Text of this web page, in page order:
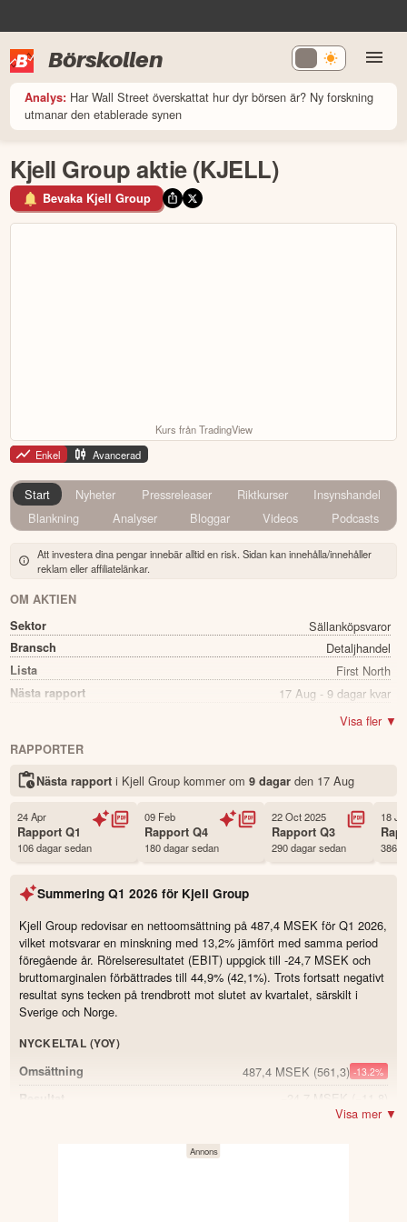
Börskollen
Analys: Har Wall Street överskattat hur dyr börsen är? Ny forskning
utmanar den etablerade synen
Kjell Group aktie (KJELL)
Bevaka Kjell Group
Kurs från TradingView
Enkel
Avancerad
Start Nyheter Pressreleaser Riktkurser
Insynshandel
Blankning
Analyser Bloggar Videos Podcasts
Att investera dina pengar innebär alltid en risk. Sidan kan innehålla/innehåller
reklam eller affiliatelänkar.
OM AKTIEN
Sektor
Sällanköpsvaror
Bransch Detaljhandel
Lista First North
Nästa rapport 17 Aug - 9 dagar kvar
Nej
Status Noterad
Sverige
Första handelsdag 15 Sep 2021
Antal ägare Avanza 3,774 st
Källa:Börsdata
Visa fler ▼
RAPPORTER
Nästa rapport i Kjell Group kommer om 9 dagarden 17 Aug
24 Apr
RapportQ1
106 dagar sedan
09 Feb
RapportQ4
180 dagar sedan
22 Oct 2025
RapportQ3
290 dagar sedan
18
386
Summering Q1 2026 för Kjell Group
Kjell Group redovisar en nettoomsättning på 487,4 MSEK för Q1 2026,
vilket motsvarar en minskning med 13,2% jämfört med samma period
föregående år. Rörelseresultatet (EBIT) uppgick till -24,7 MSEK och
bruttomarginalen förbättrades till 44,9% (42,1%). Trots fortsatt negativt
resultat syns tecken på trendbrott mot slutet av kvartalet, särskilt i
Sverige och Norge.
NYCKELTAL (YOY)
Omsättning
487,4 MSEK (561,3) -13.2%
Resultat −24,7 MSEK
Visa mer ▼